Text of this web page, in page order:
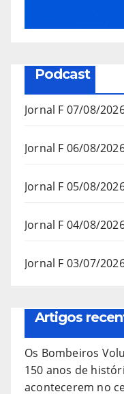
Podcast
Jornal F 07/08/
Jornal F 06/08/
Jornal F 05/08/
Jornal F 04/08/
Jornal F 03/07/
Artigos
Os Bombeiros
150 anos de
acontecerem no